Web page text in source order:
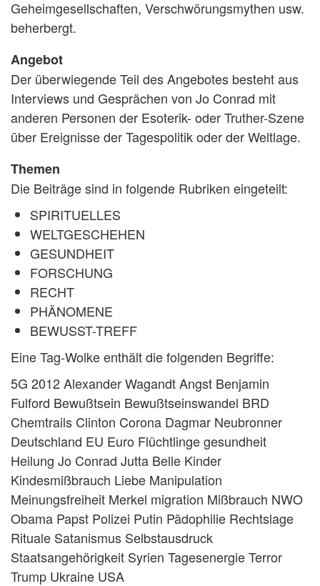
Geheimgesellschaften, Verschwörungsmythen usw.
beherbergt.
Angebot
Der überwiegende Teil des Angebotes besteht aus
Interviews und Gesprächen von Jo Conrad mit
anderen Personen der Esoterik- oder Truther-Szene
über Ereignisse der Tagespolitik oder der Weltlage.
Themen
Die Beiträge sind in folgende Rubriken eingeteilt:
SPIRITUELLES
WELTGESCHEHEN
GESUNDHEIT
FORSCHUNG
RECHT
PHÄNOMENE
BEWUSST-TREFF
Eine Tag-Wolke enthält die folgenden Begriffe:
5G 2012 Alexander Wagandt Angst Benjamin
Fulford Bewußtsein Bewußtseinswandel BRD
Chemtrails Clinton Corona Dagmar Neubronner
Deutschland EU Euro Flüchtlinge gesundheit
Heilung Jo Conrad Jutta Belle Kinder
Kindesmißbrauch Liebe Manipulation
Meinungsfreiheit Merkel migration Mißbrauch NWO
Obama Papst Polizei Putin Pädophilie Rechtslage
Rituale Satanismus Selbstausdruck
Staatsangehörigkeit Syrien Tagesenergie Terror
Trump Ukraine USA